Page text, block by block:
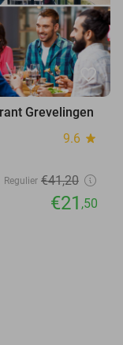
favorite_border
Grevelingen
9.6 star
Regulier €41,20
€21 ,50